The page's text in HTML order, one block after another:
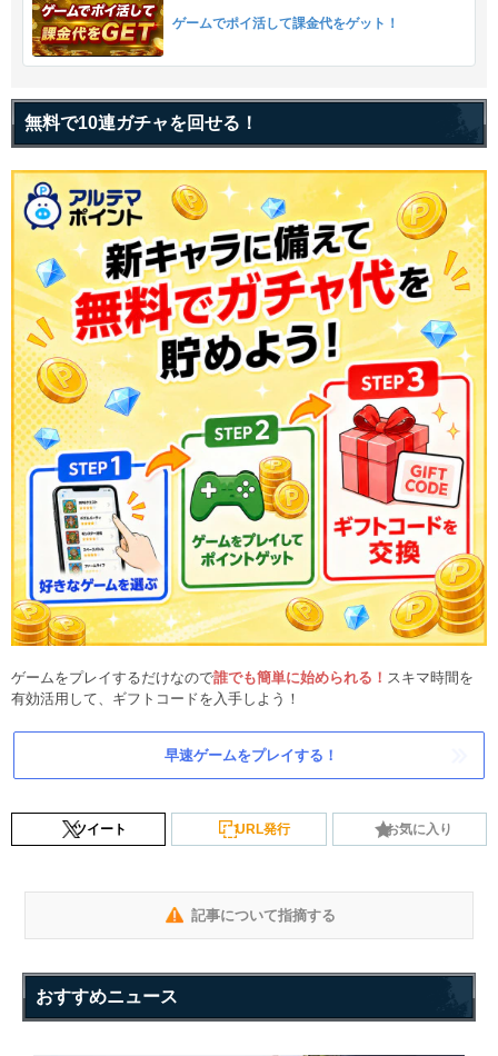
ゲームでポイ活して課金代をゲット！
無料で10連ガチャを回せる！
ゲームをプレイするだけなので誰でも簡単に始められる！ スキマ時間を
有効活用して、ギフトコードを入手しよう！
早速ゲームをプレイする！
ツイート URL発行 お気に入り
記事について指摘する
おすすめニュース